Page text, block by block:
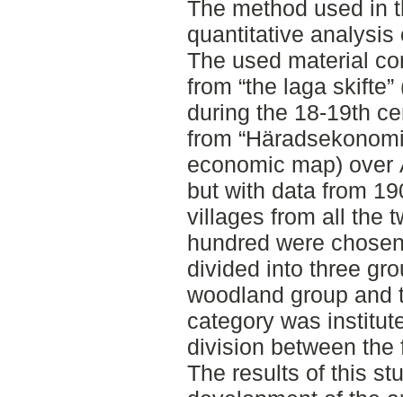
The method used in
quantitative analysis
The used material
from “the laga
during the 18-19th
from
economic map)
but with data from
villages from all the
hundred were
divided into three
woodland group and
category was
division between the
The results of this